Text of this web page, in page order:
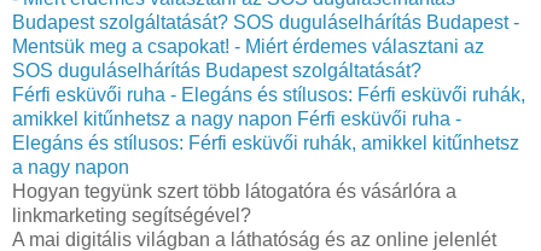
Budapest szolgáltatását? SOS duguláselhárítás Budapest -
Mentsük meg a csapokat! - Miért érdemes választani az
SOS duguláselhárítás Budapest szolgáltatását?
Férfi esküvői ruha - Elegáns és stílusos: Férfi esküvői ruhák,
amikkel kitűnhetsz a nagy napon Férfi esküvői ruha -
Elegáns és stílusos: Férfi esküvői ruhák, amikkel kitűnhetsz
a nagy napon
Hogyan tegyünk szert több látogatóra és vásárlóra a
linkmarketing segítségével?
A mai digitális világban a láthatóság és az online jelenlét